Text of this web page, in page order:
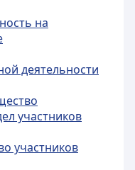
на
деятельности
участников
участников